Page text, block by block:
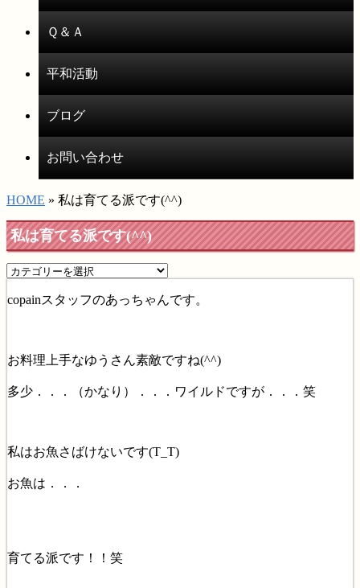
Ｑ＆Ａ
平和活動
ブログ
お問い合わせ
HOME » 私は育てる派です(^^)
私は育てる派です(^^)
copainスタッフのあっちゃんです。
お料理上手なゆうさん素敵ですね(^^)
多少．．．（かなり）．．．ワイルドですが．．．笑
私はお魚さばけないです(T_T)
お魚は．．．
育てる派です！！笑